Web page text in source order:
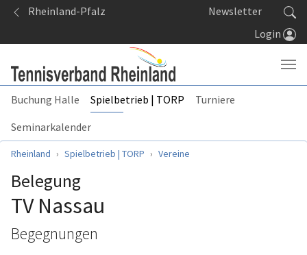
Springe zum Seiteninhalt
Rheinland-Pfalz
Newsletter
Login
Buchung Halle Spielbetrieb | TORP
Turniere
Seminarkalender
Sie sind hier:
Rheinland Spielbetrieb | TORP Vereine
Belegung
TV Nassau
Begegnungen